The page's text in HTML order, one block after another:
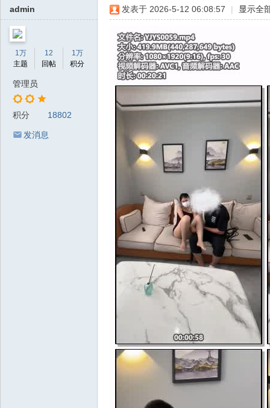
admin
1万
主题
12
回帖
1万
积分
管理员
积分 18802
发消息
发表于 2026-5-12 06:08:57 显示全